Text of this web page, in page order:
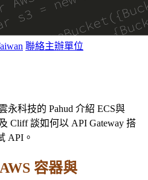
聯絡主辦單位
永科技的 Pahud 介紹 ECS與
Cliff 談如何以 API Gateway 搭
API。
容器與